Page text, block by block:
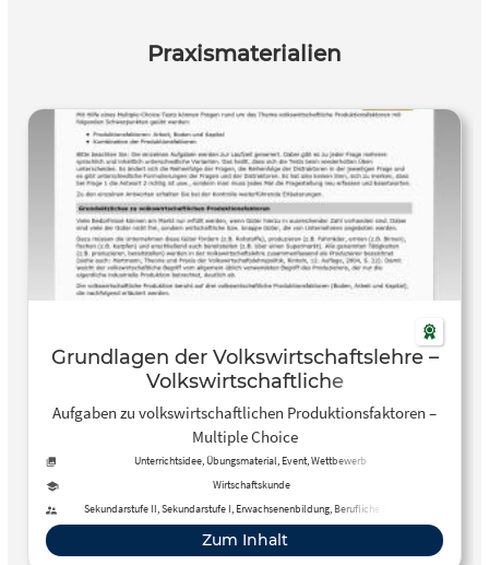
Praxismaterialien
Grundlagen der Volkswirtschaftslehre –
Volkswirtschaftliche
Produktionsfaktoren
Aufgaben zu volkswirtschaftlichen Produktionsfaktoren –
Multiple Choice
Unterrichtsidee, Übungsmaterial, Event, Wettbewerb
Wirtschaftskunde
Sekundarstufe II, Sekundarstufe I, Erwachsenenbildung, Berufliche Bildung
Zum Inhalt